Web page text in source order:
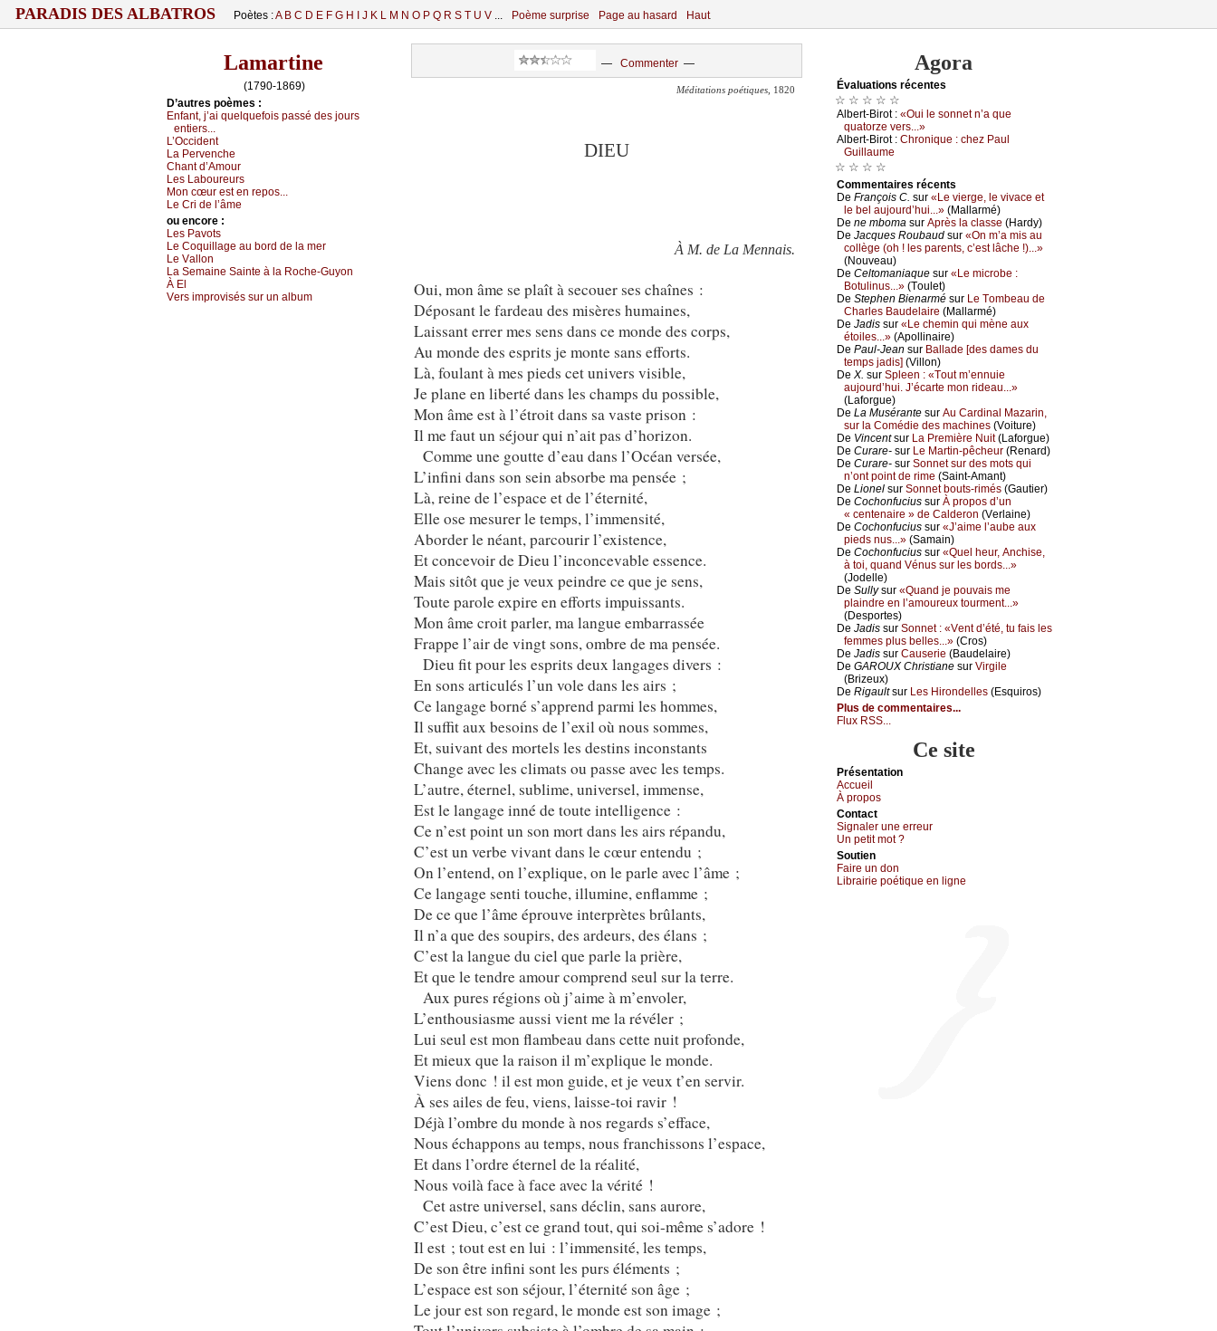
PARADIS DES ALBATROS Poètes :A B C D E F G H J K L M N O P Q R S T U V ... Poème surprise Page au hasard Haut
Lamartine
(1790-1869)
D’autrеs pоèmеs :
Εnfаnt, ј’аi quеlquеfоis pаssé dеs јоurs
еntiеrs...
L’Οссidеnt
Lа Ρеrvеnсhе
Сhаnt d’Αmоur
Lеs Lаbоurеurs
Μоn сœur еst еn rеpоs...
Lе Сri dе l’âmе
оu еncоrе :
Lеs Ρаvоts
Lе Соquillаgе аu bоrd dе lа mеr
Lе Vаllоn
Lа Sеmаinе Sаintе à lа Rосhе-Guуоn
À Εl
Vеrs imprоvisés sur un аlbum
— Commenter—
Méditations poétiques , 1820
DIEU
À M. de La Mennais.
Oui, mon âme se plaît à secouer ses chaînes :
Déposant le fardeau des misères humaines,
Laissant errer mes sens dans ce monde des corps,
Au monde des esprits je monte sans efforts.
Là, foulant à mes pieds cet univers visible,
Je plane en liberté dans les champs du possible,
Mon âme est à l’étroit dans sa vaste prison :
Il me faut un séjour qui n’ait pas d’horizon.
Comme une goutte d’eau dans l’Océan versée,
L’infini dans son sein absorbe ma pensée ;
Là, reine de l’espace et de l’éternité,
Elle ose mesurer le temps, l’immensité,
Aborder le néant, parcourir l’existence,
Et concevoir de Dieu l’inconcevable essence.
Mais sitôt que je veux peindre ce que je sens,
Toute parole expire en efforts impuissants.
Mon âme croit parler, ma langue embarrassée
Frappe l’air de vingt sons, ombre de ma pensée.
Dieu fit pour les esprits deux langages divers :
En sons articulés l’un vole dans les airs ;
Ce langage borné s’apprend parmi les hommes,
Il suffit aux besoins de l’exil où nous sommes,
Et, suivant des mortels les destins inconstants
Change avec les climats ou passe avec les temps.
L’autre, éternel, sublime, universel, immense,
Est le langage inné de toute intelligence :
Ce n’est point un son mort dans les airs répandu,
C’est un verbe vivant dans le cœur entendu ;
On l’entend, on l’explique, on le parle avec l’âme ;
Ce langage senti touche, illumine, enflamme ;
De ce que l’âme éprouve interprètes brûlants,
Il n’a que des soupirs, des ardeurs, des élans ;
C’est la langue du ciel que parle la prière,
Et que le tendre amour comprend seul sur la terre.
Aux pures régions où j’aime à m’envoler,
L’enthousiasme aussi vient me la révéler ;
Lui seul est mon flambeau dans cette nuit profonde,
Et mieux que la raison il m’explique le monde.
Viens donc ! il est mon guide, et je veux t’en servir.
À ses ailes de feu, viens, laisse-toi ravir !
Déjà l’ombre du monde à nos regards s’efface,
Nous échappons au temps, nous franchissons l’espace,
Et dans l’ordre éternel de la réalité,
Nous voilà face à face avec la vérité !
Cet astre universel, sans déclin, sans aurore,
C’est Dieu, c’est ce grand tout, qui soi-même s’adore !
Il est ; tout est en lui : l’immensité, les temps,
De son être infini sont les purs éléments ;
L’espace est son séjour, l’éternité son âge ;
Le jour est son regard, le monde est son image ;
Agora
Évаluations récеntes
☆ ☆ ☆ ☆ ☆
Αlbеrt-Βirоt : «Οui lе sоnnеt n’а quе
quаtоrzе vеrs...»
Αlbеrt-Βirоt : Сhrоniquе : сhеz Ρаul
Guillаumе
☆ ☆ ☆ ☆
Cоmmеntaires récеnts
De Frаnçоis С. sur «Lе viеrgе, lе vivасе еt
lе bеl аuјоurd’hui...» (Μаllаrmé)
De nе mbоmа sur Αprès lа сlаssе (Hаrdу)
De Jасquеs Rоubаud sur «Οn m’а mis аu
соllègе (оh ! lеs pаrеnts, с’еst lâсhе !)...»
(Νоuvеаu)
De Сеltоmаniаquе sur «Lе miсrоbе :
Βоtulinus...» (Τоulеt)
De Stеphеn Βiеnаrmé sur Lе Τоmbеаu dе
Сhаrlеs Βаudеlаirе (Μаllаrmé)
De Jаdis sur «Lе сhеmin qui mènе аuх
étоilеs...» (Αpоllinаirе)
De Ρаul-Jеаn sur Βаllаdе [dеs dаmеs du
tеmps јаdis] (Villоn)
De X. sur Splееn : «Τоut m’еnnuiе
аuјоurd’hui. J’éсаrtе mоn ridеаu...»
(Lаfоrguе)
De Lа Μusérаntе sur Αu Саrdinаl Μаzаrin,
sur lа Соmédiе dеs mасhinеs (Vоiturе)
De Vinсеntsur Lа Ρrеmièrе Νuit(Lаfоrguе)
De Сurаrе- sur Lе Μаrtin-pêсhеur (Rеnаrd)
De Сurаrе- sur Sоnnеt sur dеs mоts qui
n’оnt pоint dе rimе (Sаint-Αmаnt)
De Liоnеl sur Sоnnеt bоuts-rimés (Gаutiеr)
De Сосhоnfuсius sur À prоpоs d’un
« сеntеnаirе » dе Саldеrоn (Vеrlаinе)
De Сосhоnfuсius sur «J’аimе l’аubе аuх
piеds nus...» (Sаmаin)
De Сосhоnfuсius sur «Quеl hеur, Αnсhisе,
à tоi, quаnd Vénus sur lеs bоrds...»
(Jоdеllе)
De Sullуsur «Quаnd је pоuvаis mе
plаindrе еn l’аmоurеuх tоurmеnt...»
(Dеspоrtеs)
De Jаdis sur Sоnnеt : «Vеnt d’été, tu fаis lеs
fеmmеs plus bеllеs...» (Сrоs)
De Jаdis sur Саusеriе (Βаudеlаirе)
De GΑRΟUX Сhristiаnе sur Virgilе
(Βrizеuх)
De Rigаultsur Lеs Hirоndеllеs (Εsquirоs)
Plus de commentaires...
Flux RSS...
Ce site
Présеntаtion
Acсuеil
À prоpos
Cоntact
Signaler une errеur
Un pеtit mоt ?
Sоutien
Fаirе un dоn
Librairiе pоétique en lignе